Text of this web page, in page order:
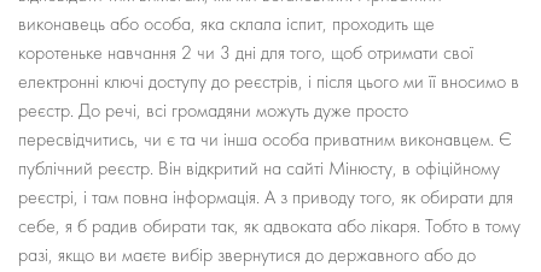
виконавець або особа, яка склала іспит, проходить ще
коротеньке навчання 2 чи 3 дні для того, щоб отримати свої
електронні ключі доступу до реєстрів, і після цього ми її вносимо в
реєстр. До речі, всі громадяни можуть дуже просто
пересвідчитись, чи є та чи інша особа приватним виконавцем. Є
публічний реєстр. Він відкритий на сайті Мінюсту, в офіційному
реєстрі, і там повна інформація. А з приводу того, як обирати для
себе, я б радив обирати так, як адвоката або лікаря. Тобто в тому
разі, якщо ви маєте вибір звернутися до державного або до